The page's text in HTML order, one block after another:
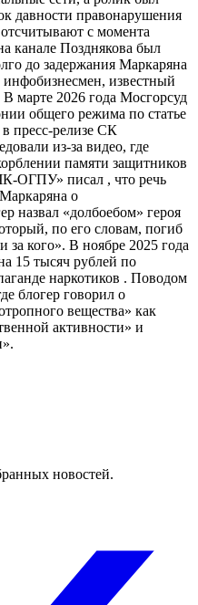
давности правонарушения
отсчитывают с момента
канале Позднякова был
до задержания Маркаряна
известный
марте 2026 года Мосгорсуд
общего режима по статье
пресс-релизе СК
из-за видео, где
памяти защитников
ОГПУ» писал , что речь
о
назвал «долбоебом» героя
по его словам, погиб
кого». В ноябре 2025 года
15 тысяч рублей по
наркотиков . Поводом
блогер говорил о
вещества» как
активности» и
новостей.